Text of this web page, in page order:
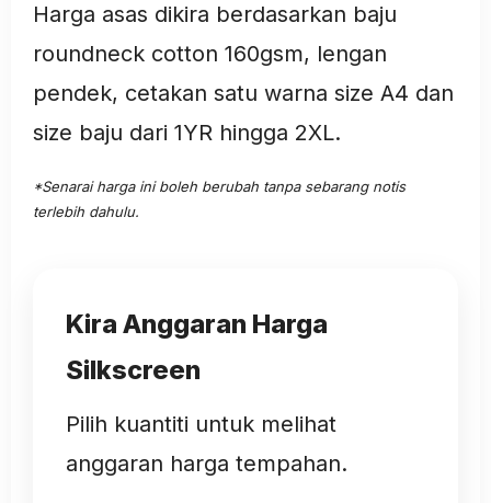
Harga asas dikira berdasarkan baju
roundneck cotton 160gsm, lengan
pendek, cetakan satu warna size A4 dan
size baju dari 1YR hingga 2XL.
*Senarai harga ini boleh berubah tanpa sebarang notis
terlebih dahulu.
Kira Anggaran Harga
Silkscreen
Pilih kuantiti untuk melihat
anggaran harga tempahan.